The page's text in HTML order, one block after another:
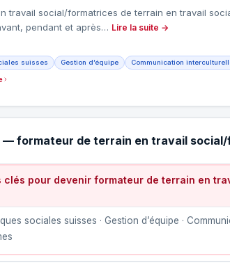
travail social/formatrices de terrain en travail
pendant et après… Lire la suite →
suisses Gestion d’équipe Communication
— formateur de terrain en travail
clés pour devenir formateur de terrain en
sociales suisses · Gestion d’équipe ·